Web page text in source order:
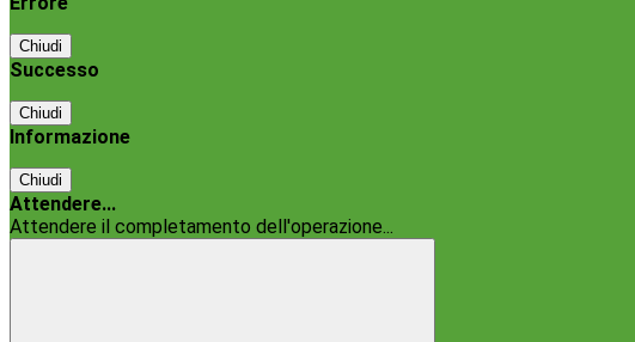
Chiudi
Successo
Chiudi
Informazione
Chiudi
Attendere...
Attendere il completamento dell'operazione...